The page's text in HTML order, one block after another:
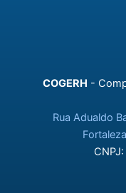
COGERH -
Rua Adualdo